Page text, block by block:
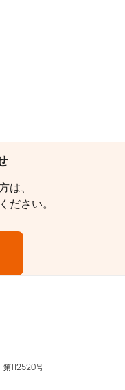
は、
ださい。
第112520号